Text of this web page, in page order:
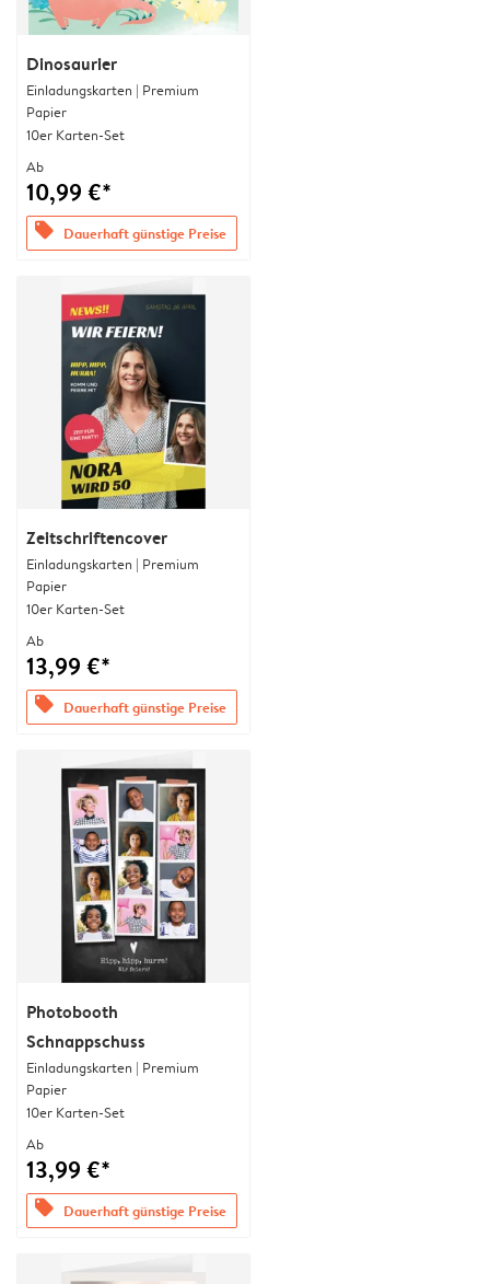
Dinosaurier
Einladungskarten | Premium
Papier
10er Karten-Set
Ab
10,99 €*
offers Dauerhaft günstige Preise
Zeitschriftencover
Einladungskarten | Premium
Papier
10er Karten-Set
Ab
13,99 €*
offers Dauerhaft günstige Preise
Photobooth
Schnappschuss
Einladungskarten | Premium
Papier
10er Karten-Set
Ab
13,99 €*
offers Dauerhaft günstige Preise